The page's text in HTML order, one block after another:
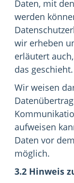
Daten, mit
werden
wir erheben
erläutert
das geschieht.
Wir weisen
aufweisen
Daten vor
möglich.
3.2 Hinweis